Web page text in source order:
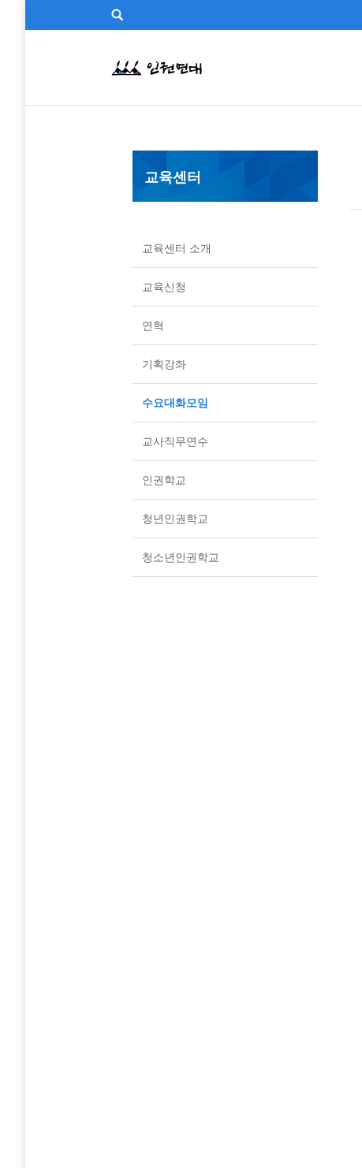
교육센터
교육센터 소개
교육신청
연혁
기획강좌
수요대화모임
교사직무연수
인권학교
청년인권학교
청소년인권학교